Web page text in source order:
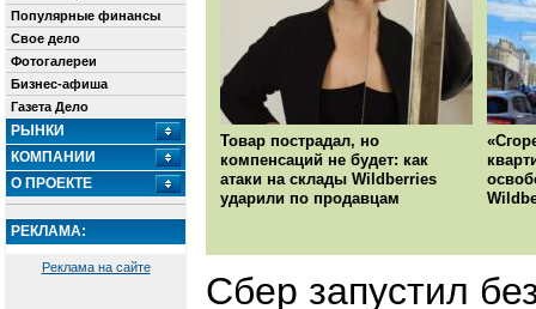
Популярные финансы
Свое дело
Фотогалереи
Бизнес-афиша
Газета Дело
РЫНКИ
КОМПАНИИ
О ПРОЕКТЕ
РЕКЛАМА:
Реклама на сайте
Товар пострадал, но
компенсаций не будет: как
атаки на склады Wildberries
ударили по продавцам
Сбер запустил